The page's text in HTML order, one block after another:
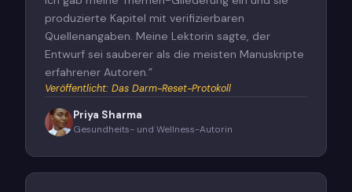
produzierte Kapitel mit verifizierbaren
Quellenangaben. Meine Lektorin sagte, der
Entwurf sei sauberer als die meisten Manuskripte
erfahrener Autoren.”
Veröffentlicht: Das Darm-Reset-Protokoll
Priya Sharma
Gesundheits- und Wellness-Autorin